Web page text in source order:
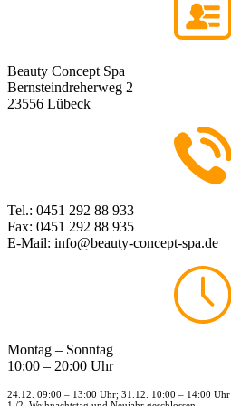
Beauty Concept Spa
Bernsteindreherweg 2
23556 Lübeck
Tel.: 0451 292 88 933
Fax: 0451 292 88 935
E-Mail: info@beauty-concept-spa.de
Montag – Sonntag
10:00 – 20:00 Uhr
24.12. 09:00 – 13:00 Uhr; 31.12. 10:00 – 14:00 Uhr